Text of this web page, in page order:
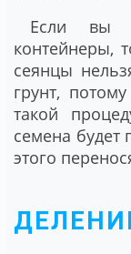
Если вы
контейнеры,
сеянцы
грунт,
такой
семена будет
этого